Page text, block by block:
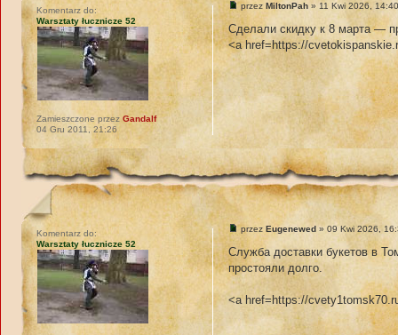
przezMiltonPah » 11 Kwi 2026,
Сделали скидку к 8 марта —
<a href=https://
Komentarz do:
Warsztaty łucznicze 52
Zamieszczone przezGandalf
04 Gru 2011, 21:26
przezEugenewed » 09 Kwi 2026,
Служба доставки букетов в
простояли долго.
<a href=https://
Komentarz do:
Warsztaty łucznicze 52